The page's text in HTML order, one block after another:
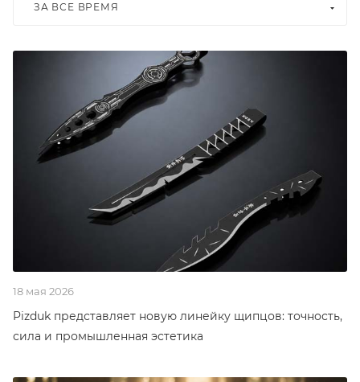
ЗА ВСЕ ВРЕМЯ
18 мая 2026
Pizduk представляет новую линейку щипцов: точность,
сила и промышленная эстетика